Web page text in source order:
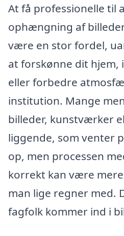
At få professionelle til
ophængning af
være en stor fordel,
at forskønne dit
eller forbedre
institution. Mange
billeder, kunstværker
liggende, som venter
op, men processen
korrekt kan være
man lige regner med.
fagfolk kommer ind i